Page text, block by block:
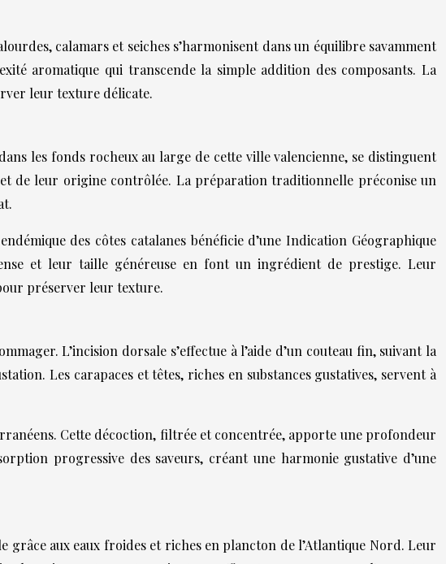
calamars et seiches s’harmonisent dans un équilibre savamment
aromatique qui transcende la simple addition des composants. La
leur texture délicate.
les fonds rocheux au large de cette ville valencienne, se distinguent
de leur origine contrôlée. La préparation traditionnelle préconise un
des côtes catalanes bénéficie d’une Indication Géographique
et leur taille généreuse en font un ingrédient de prestige. Leur
préserver leur texture.
L’incision dorsale s’effectue à l’aide d’un couteau fin, suivant la
Les carapaces et têtes, riches en substances gustatives, servent à
Cette décoction, filtrée et concentrée, apporte une profondeur
progressive des saveurs, créant une harmonie gustative d’une
grâce aux eaux froides et riches en plancton de l’Atlantique Nord. Leur